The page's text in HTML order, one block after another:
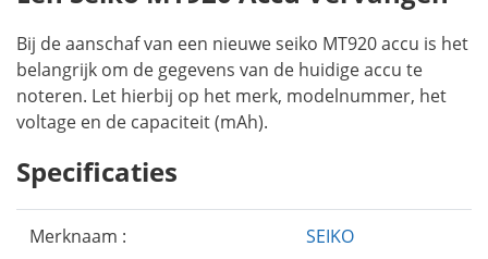
Bij de aanschaf van een nieuwe seiko MT920 accu is het
belangrijk om de gegevens van de huidige accu te
noteren. Let hierbij op het merk, modelnummer, het
voltage en de capaciteit (mAh).
Specificaties
Merknaam : SEIKO